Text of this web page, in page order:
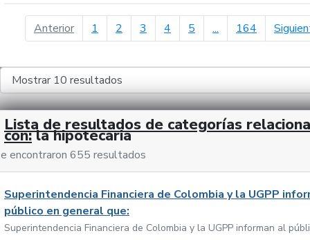
Anteriorpágina anterior
1 2 3 4 5 ... 164
Lista de resultados de categorías
con: la hipotecaria
encontraron 655 resultados
Superintendencia Financiera de Colombia y la UGPP
público en general que:
Superintendencia Financiera de Colombia y la UGPP informan al